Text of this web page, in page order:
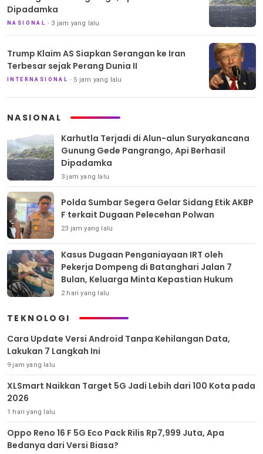
Dipadamka
NASIONAL 3 jam yang lalu
Trump Klaim AS Siapkan Serangan ke Iran
Terbesar sejak Perang Dunia II
INTERNASIONAL 5 jam yang lalu
NASIONAL
Karhutla Terjadi di Alun-alun Suryakancana
Gunung Gede Pangrango, Api Berhasil
Dipadamka
3 jam yang lalu
Polda Sumbar Segera Gelar Sidang Etik AKBP
F terkait Dugaan Pelecehan Polwan
23 jam yang lalu
Kasus Dugaan Penganiayaan IRT oleh
Pekerja Dompeng di Batanghari Jalan 7
Bulan, Keluarga Minta Kepastian Hukum
2 hari yang lalu
TEKNOLOGI
Cara Update Versi Android Tanpa Kehilangan Data,
Lakukan 7 Langkah Ini
9 jam yang lalu
XLSmart Naikkan Target 5G Jadi Lebih dari 100 Kota pada
2026
1 hari yang lalu
Oppo Reno 16 F 5G Eco Pack Rilis Rp7,999 Juta, Apa
Bedanya dari Versi Biasa?